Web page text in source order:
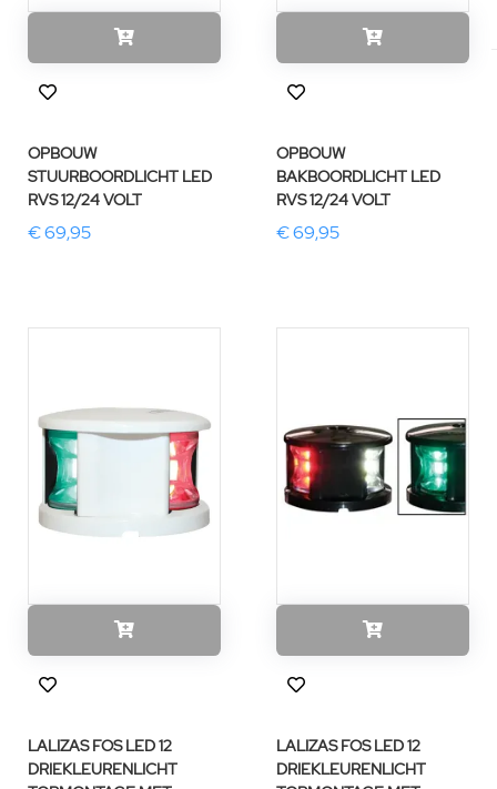
OPBOUW
STUURBOORDLICHT LED
RVS 12/24 VOLT
€ 69,95
OPBOUW
BAKBOORDLICHT LED
RVS 12/24 VOLT
€ 69,95
LALIZAS FOS LED 12
DRIEKLEURENLICHT
LALIZAS FOS LED 12
DRIEKLEURENLICHT